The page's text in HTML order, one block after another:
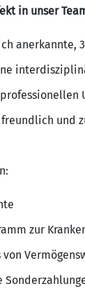
in unser
anerkannte,
und
zur
von